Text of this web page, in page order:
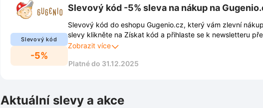
Slevový kód
-5%
Slevový kód -5% sleva na nákup na
Slevový kód do eshopu Gugenio.cz, který vám zlevní
slevy klikněte na Získat kód a přihlaste se k newsletteru
rohu stránky. Budete tak mít přehled o nejnovějších
Zobrazit více
Platné do 31.12.2025
Aktuální slevy a akce